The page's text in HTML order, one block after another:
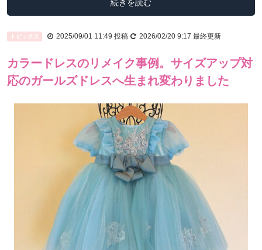
続きを読む
トピックス 2025/09/01 11:49 投稿 2026/02/20 9:17 最終更新
カラードレスのリメイク事例。サイズアップ対
応のガールズドレスへ生まれ変わりました